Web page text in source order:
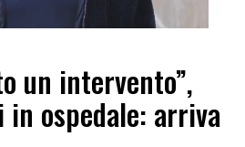
un intervento”,
in ospedale: arriva